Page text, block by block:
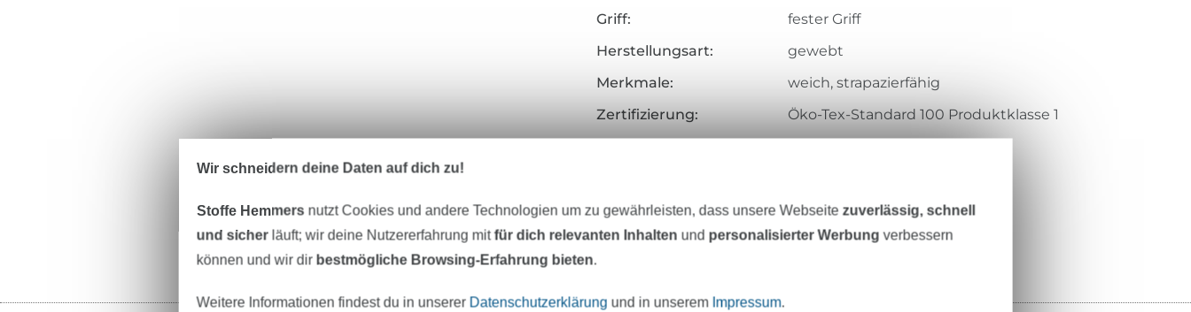
Griff:
fester Griff
Herstellungsart:
gewebt
Merkmale:
weich, strapazierfähig
Zertifizierung:
Öko-Tex-Standard 100 Produktklasse 1
Art.Nr.:
2904-027
Hersteller-Kontaktdaten
Wir schneidern deine Daten auf dich zu!
Stoffe Hemmers nutzt Cookies und andere Technologien um zu gewährleisten, dass unsere Webseitezuverlässig, schnell
und sicherläuft; wir deine Nutzererfahrung mitfür dich relevanten Inhalten und personalisierter Werbung verbessern
können und wir dir bestmögliche Browsing-Erfahrung bieten.
Weitere Informationen findest du in unserer Datenschutzerklärung und in unserem Impressum.